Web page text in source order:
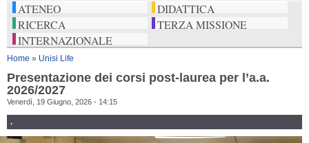
ATENEO
DIDATTICA
RICERCA
TERZA MISSIONE
INTERNAZIONALE
Tu sei qui
Home » Unisi Life
Presentazione dei corsi post-laurea per l’a.a.
2026/2027
Venerdì, 19 Giugno, 2026 - 14:15
.